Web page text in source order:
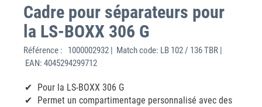
Cadre pour séparateurs pour
la LS-BOXX 306 G
Référence :
1000002932 | Match code: LB 102 / 136 TBR |
EAN: 4045294299712
Pour la LS-BOXX 306 G
Permet un compartimentage personnalisé avec des